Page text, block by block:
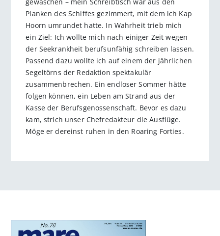
Planken des Schiffes gezimmert, mit dem ich Kap
Hoorn umrundet hatte. In Wahrheit trieb mich
ein Ziel: Ich wollte mich nach einiger Zeit wegen
der Seekrankheit berufsunfähig schreiben lassen.
Passend dazu wollte ich auf einem der jährlichen
Segeltörns der Redaktion spektakulär
zusammenbrechen. Ein endloser Sommer hätte
folgen können, ein Leben am Strand aus der
Kasse der Berufsgenossenschaft. Bevor es dazu
kam, strich unser Chefredakteur die Ausflüge.
Möge er dereinst ruhen in den Roaring Forties.